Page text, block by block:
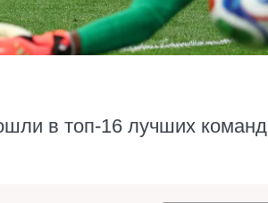
в топ-16 лучших команд